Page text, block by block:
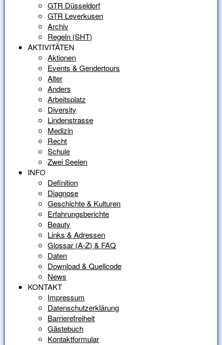
GTR Düsseldorf
GTR Leverkusen
Archiv
Regeln (SHT)
AKTIVITÄTEN
Aktionen
Events & Gendertours
Alter
Anders
Arbeitsplatz
Diversity
Lindenstrasse
Medizin
Recht
Schule
Zwei Seelen
INFO
Definition
Diagnose
Geschichte & Kulturen
Erfahrungsberichte
Beauty
Links & Adressen
Glossar (A-Z) & FAQ
Daten
Download & Quellcode
News
KONTAKT
Impressum
Datenschutzerklärung
Barrierefreiheit
Gästebuch
Kontaktformular